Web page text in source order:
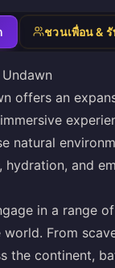
ชวนเพื่อน &
offers an
natural
hydration, and
in a range
world. From
the continent,